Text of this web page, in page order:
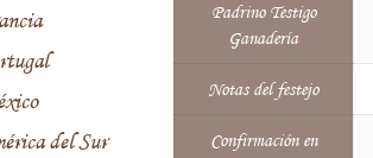
del Sur
Padrino Testigo
Ganadería
Notas del festejo
Confirmación en